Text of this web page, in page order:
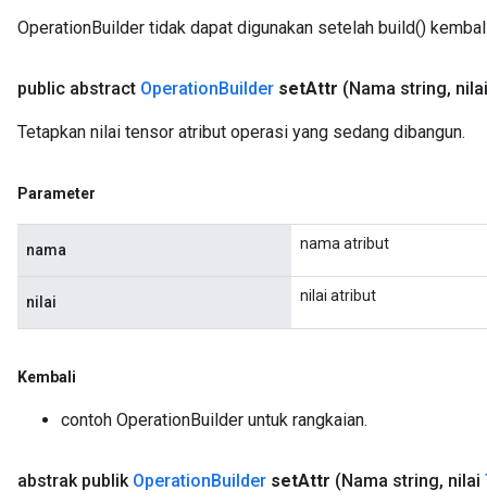
OperationBuilder tidak dapat digunakan setelah build()
public abstract OperationBuilder setAttr (Nama string,
Tetapkan nilai tensor atribut operasi yang sedang dibangun.
Parameter
nama nama atribut
nilai nilai atribut
Kembali
contoh OperationBuilder untuk rangkaian.
abstrak publik OperationBuilder setAttr (Nama string, nilai